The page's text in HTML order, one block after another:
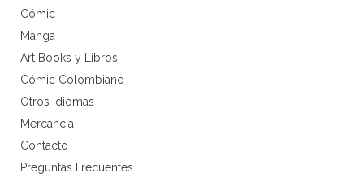
Cómic
Manga
Art Books y Libros
Cómic Colombiano
Otros Idiomas
Mercancía
Contacto
Preguntas Frecuentes